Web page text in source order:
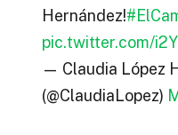
Hernández!
pic.twitter.com/
— Claudia López
(@ClaudiaLopez)